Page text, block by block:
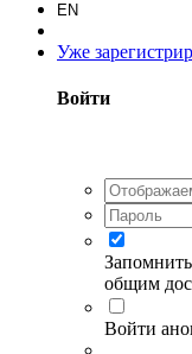
EN
Уже
Войти
Запомнить
общим
Войти